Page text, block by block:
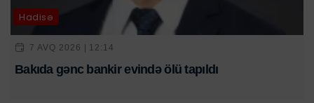
Hadisə
7 AVQ 2026 | 12:14
Bakıda gənc bankir evində ölü tapıldı